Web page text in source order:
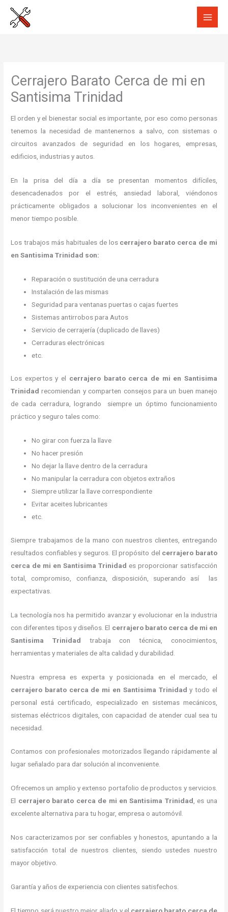
Cerrajero Barato Cerca de mi en
Santisima Trinidad
El orden y el bienestar social es importante, por eso como personas
tenemos la necesidad de mantenernos a salvo, con sistemas o
circuitos avanzados de seguridad en los hogares, empresas,
edificios, industrias y autos.
En la prisa del día a día se presentan momentos difíciles,
desencadenados por el estrés, ansiedad laboral, viéndonos
prácticamente obligados a solucionar los inconvenientes en el
menor tiempo posible.
Los trabajos más habituales de los cerrajero barato cerca de mi
en Santisima Trinidad son:
Reparación o sustitución de una cerradura
Instalación de las mismas
Seguridad para ventanas puertas o cajas fuertes
Sistemas antirrobos para Autos
Servicio de cerrajería (duplicado de llaves)
Cerraduras electrónicas
etc.
Los expertos y el cerrajero barato cerca de mi en Santisima
Trinidad recomiendan y comparten consejos para un buen manejo
de cada cerradura, logrando siempre un óptimo funcionamiento
práctico y seguro tales como:
No girar con fuerza la llave
No hacer presión
No dejar la llave dentro de la cerradura
No manipular la cerradura con objetos extraños
Siempre utilizar la llave correspondiente
Evitar aceites lubricantes
etc.
Siempre trabajamos de la mano con nuestros clientes, entregando
resultados confiables y seguros. El propósito del cerrajero barato
cerca de mi en Santisima Trinidad es proporcionar satisfacción
total, compromiso, confianza, disposición, superando así las
expectativas.
La tecnología nos ha permitido avanzar y evolucionar en la industria
con diferentes tipos y diseños. El cerrajero barato cerca de mi en
Santisima Trinidad trabaja con técnica, conocimientos,
herramientas y materiales de alta calidad y durabilidad.
Nuestra empresa es experta y posicionada en el mercado, el
cerrajero barato cerca de mi en Santisima Trinidad y todo el
personal está certificado, especializado en sistemas mecánicos,
sistemas eléctricos digitales, con capacidad de atender cual sea tu
necesidad.
Contamos con profesionales motorizados llegando rápidamente al
lugar señalado para dar solución al inconveniente.
Ofrecemos un amplio y extenso portafolio de productos y servicios.
El cerrajero barato cerca de mi en Santisima Trinidad, es una
excelente alternativa para tu hogar, empresa o automóvil.
Nos caracterizamos por ser confiables y honestos, apuntando a la
satisfacción total de nuestros clientes, siendo ustedes nuestro
mayor objetivo.
Garantía y años de experiencia con clientes satisfechos.